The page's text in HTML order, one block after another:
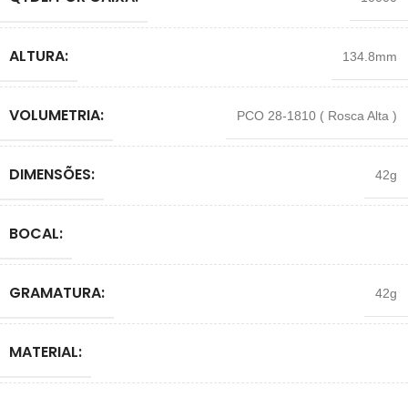
ALTURA: 134.8mm
VOLUMETRIA: PCO 28-1810 ( Rosca Alta )
DIMENSÕES: 42g
BOCAL:
GRAMATURA: 42g
MATERIAL: